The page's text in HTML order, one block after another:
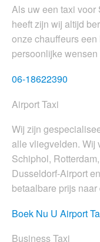
Als uw een taxi voor
heeft zijn wij altijd
onze chauffeurs
persoonlijke
06-18622390
Airport Taxi
Wij zijn
alle vliegvelden. Wij
Schiphol,
Dusseldorf-Airport
betaalbare prijs
Boek Nu U Airport
Business Taxi